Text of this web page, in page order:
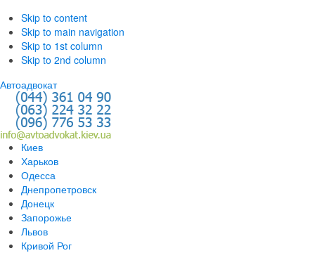
Skip to content
Skip to main navigation
Skip to 1st column
Skip to 2nd column
Автоадвокат
Киев
Харьков
Одесса
Днепропетровск
Донецк
Запорожье
Львов
Кривой Рог